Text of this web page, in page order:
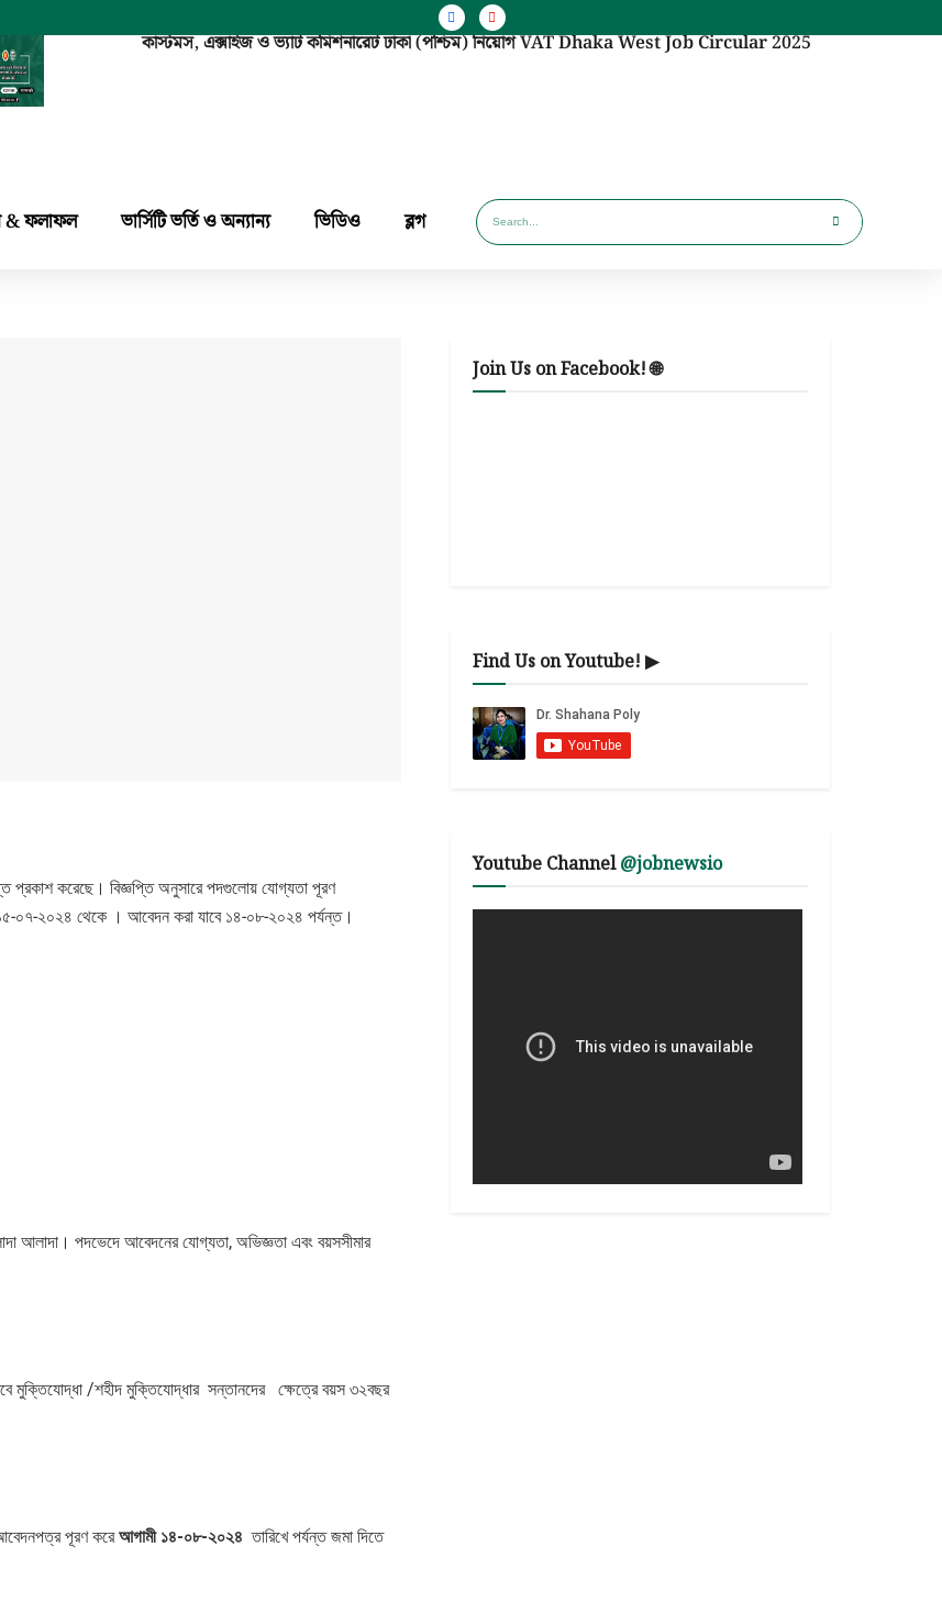
কাস্টমস, এক্সাইজ ও ভ্যাট কমিশনারেট ঢাকা (পশ্চিম) নিয়োগ VAT Dhaka West Job Circular 2025
& ফলাফল ভার্সিটি ভর্তি ও অন্যান্য ভিডিও ব্লগ
প্রকাশ করেছে। বিজ্ঞপ্তি অনুসারে পদগুলোয় যোগ্যতা পূরণ
০৭-২০২৪ থেকে । আবেদন করা যাবে ১৪-০৮-২০২৪ পর্যন্ত।
আলাদা। পদভেদে আবেদনের যোগ্যতা, অভিজ্ঞতা এবং বয়সসীমার
মুক্তিযোদ্ধা /শহীদ মুক্তিযোদ্ধার সন্তানদের ক্ষেত্রে বয়স ৩২বছর
পূরণ করেআগামী১৪-০৮-২০২৪ তারিখে পর্যন্ত জমা দিতে
Join Us on Facebook! 🌐
Find Us on Youtube! ▶
Youtube Channel@jobnewsio